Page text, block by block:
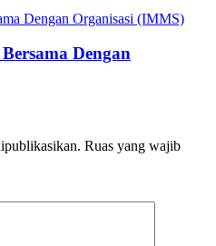
Dengan
Ruas yang wajib